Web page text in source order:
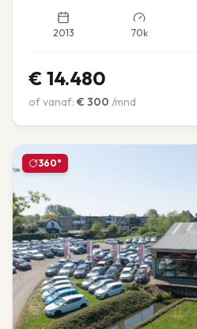
2013 70k
€ 14.480
of vanaf: € 300 /mnd
360°